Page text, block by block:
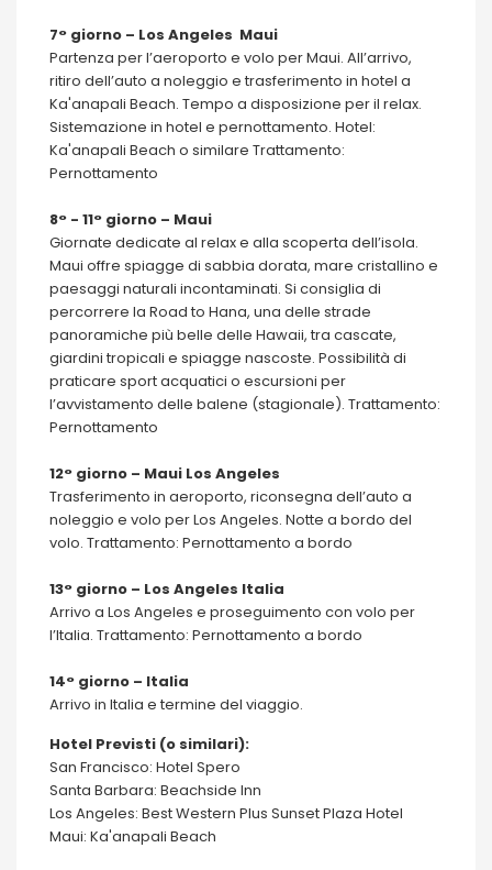
7° giorno – Los Angeles Maui
Partenza per l’aeroporto e volo per Maui. All’arrivo,
ritiro dell’auto a noleggio e trasferimento in hotel a
Ka'anapali Beach. Tempo a disposizione per il relax.
Sistemazione in hotel e pernottamento. Hotel:
Ka'anapali Beach o similare Trattamento:
Pernottamento
8° - 11° giorno – Maui
Giornate dedicate al relax e alla scoperta dell’isola.
Maui offre spiagge di sabbia dorata, mare cristallino e
paesaggi naturali incontaminati. Si consiglia di
percorrere la Road to Hana, una delle strade
panoramiche più belle delle Hawaii, tra cascate,
giardini tropicali e spiagge nascoste. Possibilità di
praticare sport acquatici o escursioni per
l’avvistamento delle balene (stagionale). Trattamento:
Pernottamento
12° giorno – Maui Los Angeles
Trasferimento in aeroporto, riconsegna dell’auto a
noleggio e volo per Los Angeles. Notte a bordo del
volo. Trattamento: Pernottamento a bordo
13° giorno – Los Angeles Italia
Arrivo a Los Angeles e proseguimento con volo per
l’Italia. Trattamento: Pernottamento a bordo
14° giorno – Italia
Arrivo in Italia e termine del viaggio.
Hotel Previsti (o similari):
San Francisco: Hotel Spero
Santa Barbara: Beachside Inn
Los Angeles: Best Western Plus Sunset Plaza Hotel
Maui: Ka'anapali Beach